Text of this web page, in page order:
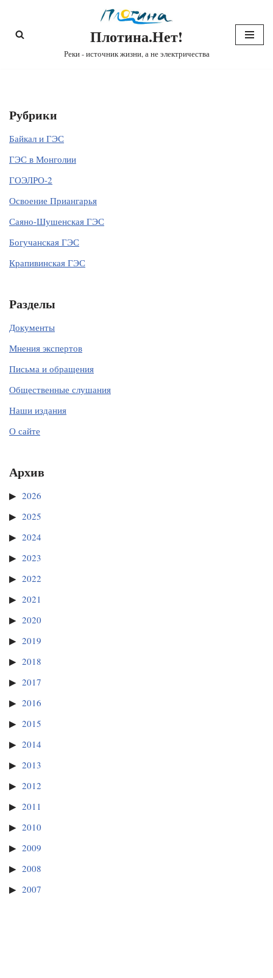
Перейти
Плотина.Нет!
Реки - источник жизни, а не электричества
Рубрики
Байкал и ГЭС
ГЭС в Монголии
ГОЭЛРО-2
Освоение Приангарья
Саяно-Шушенская ГЭС
Богучанская ГЭС
Крапивинская ГЭС
Разделы
Документы
Мнения экспертов
Письма и обращения
Общественные слушания
Наши издания
О сайте
Архив
2026
2025
2024
2023
2022
2021
2020
2019
2018
2017
2016
2015
2014
2013
2012
2011
2010
2009
2008
2007